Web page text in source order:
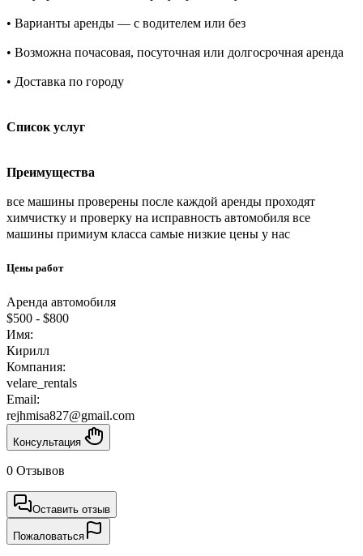
• Варианты аренды — с водителем или без
• Возможна почасовая, посуточная или долгосрочная аренда
• Доставка по городу
Список услуг
Преимущества
все машины проверены после каждой аренды проходят
химчистку и проверку на исправность автомобиля все
машины примиум класса самые низкие цены у нас
Цены работ
Аренда автомобиля
$500 - $800
Имя:
Кирилл
Компания:
velare_rentals
Email:
rejhmisa827@gmail.com
Консультация
0 Отзывов
Оставить отзыв
Пожаловаться